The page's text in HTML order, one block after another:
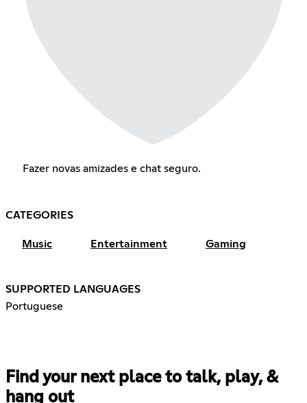
Fazer novas amizades e chat seguro.
CATEGORIES
Music Entertainment Gaming
SUPPORTED LANGUAGES
Portuguese
Find your next place to talk, play, &
hang out